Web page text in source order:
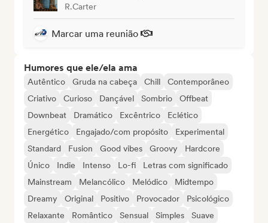
R.Carter
Marcar uma reunião
Humores que ele/ela ama
Autêntico Gruda na cabeça Chill
Contemporâneo
Criativo
Curioso Dançável Sombrio
Offbeat
Downbeat
Dramático Excêntrico
Eclético
Energético
Engajado/com propósito
Experimental
Standard
Fusion Good vibes Groovy
Hardcore
Único
Indie Intenso Lo-fi
Letras com significado
Mainstream
Melancólico Melódico
Midtempo
Dreamy
Original Positivo Provocador
Psicológico
Relaxante
Romântico Sensual Simples
Suave